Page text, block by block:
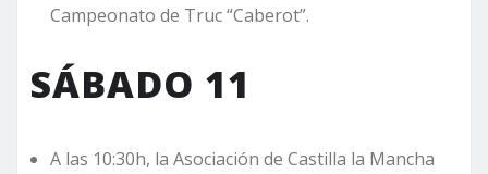
Campeonato de Truc “Caberot”.
SÁBADO 11
A las 10:30h, la Asociación de Castilla la Mancha